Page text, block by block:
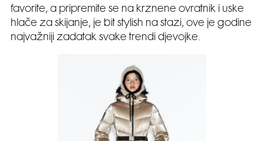
favorite, a pripremite se na krznene ovratnik i uske
hlače za skijanje, je bit stylish na stazi, ove je godine
najvažniji zadatak svake trendi djevojke.